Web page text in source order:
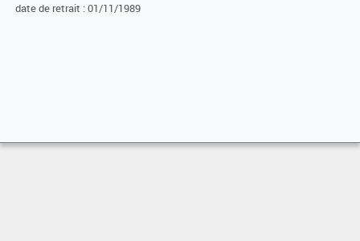
date de retrait : 01/11/1989